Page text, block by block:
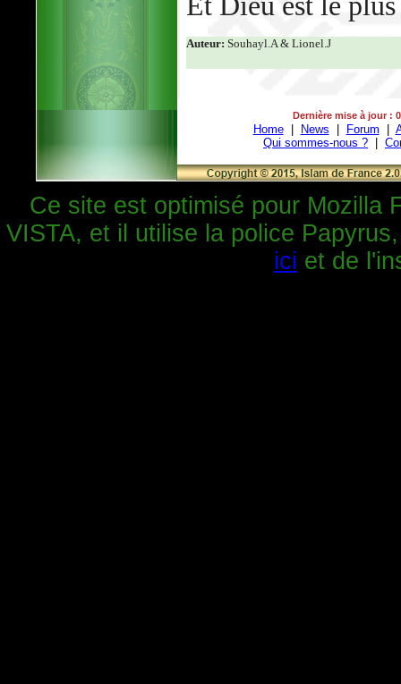
Auteur: Souhayl.A & Lionel.J
Dernière mise à jour :
Home| News | Forum |
Qui sommes-nous ? |
Ce site est optimisé pour Mozilla
VISTA, et il utilise la police
ici et de